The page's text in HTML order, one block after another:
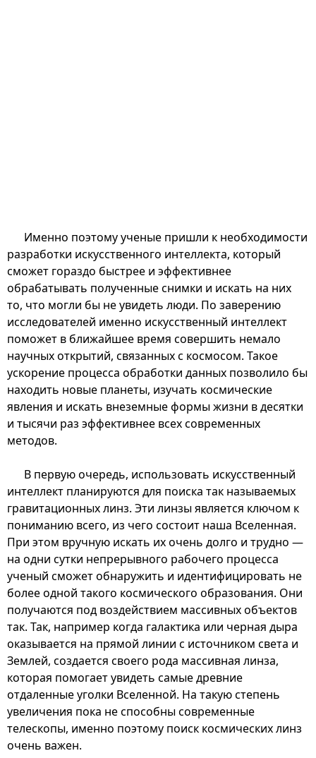
Именно поэтому ученые пришли к необходимости
разработки искусственного интеллекта, который
сможет гораздо быстрее и эффективнее
обрабатывать полученные снимки и искать на них
то, что могли бы не увидеть люди. По заверению
исследователей именно искусственный интеллект
поможет в ближайшее время совершить немало
научных открытий, связанных с космосом. Такое
ускорение процесса обработки данных позволило бы
находить новые планеты, изучать космические
явления и искать внеземные формы жизни в десятки
и тысячи раз эффективнее всех современных
методов.
В первую очередь, использовать искусственный
интеллект планируются для поиска так называемых
гравитационных линз. Эти линзы является ключом к
пониманию всего, из чего состоит наша Вселенная.
При этом вручную искать их очень долго и трудно —
на одни сутки непрерывного рабочего процесса
ученый сможет обнаружить и идентифицировать не
более одной такого космического образования. Они
получаются под воздействием массивных объектов
так. Так, например когда галактика или черная дыра
оказывается на прямой линии с источником света и
Землей, создается своего рода массивная линза,
которая помогает увидеть самые древние
отдаленные уголки Вселенной. На такую степень
увеличения пока не способны современные
телескопы, именно поэтому поиск космических линз
очень важен.